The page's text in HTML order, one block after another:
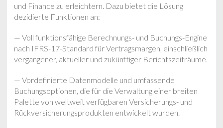
und Finance zu erleichtern. Dazu bietet die Lösung
dezidierte Funktionen an:
— Voll funktionsfähige Berechnungs- und Buchungs-Engine
nach IFRS-17-Standard für Vertragsmargen, einschließlich
vergangener, aktueller und zukünftiger Berichtszeiträume.
— Vordefinierte Datenmodelle und umfassende
Buchungsoptionen, die für die Verwaltung einer breiten
Palette von weltweit verfügbaren Versicherungs- und
Rückversicherungsprodukten entwickelt wurden.